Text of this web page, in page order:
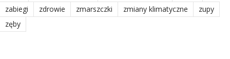
zabiegi
zdrowie zmarszczki zmiany klimatyczne
zupy
zęby